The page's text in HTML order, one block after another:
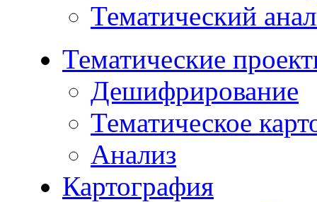
Тематический
Тематические
Дешифрирование
Тематическое
Анализ
Картография